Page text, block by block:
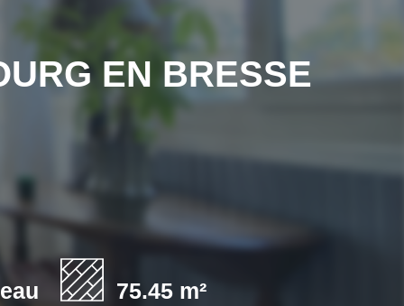
EN BRESSE
75.45 m²